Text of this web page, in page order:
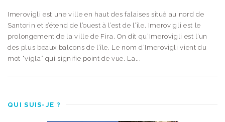
Imerovigli est une ville en haut des falaises situé au nord de
Santorin et s’étend de l’ouest à l’est de l’île. Imerovigli est le
prolongement de la ville de Fira. On dit qu’Imerovigli est l’un
des plus beaux balcons de l’île. Le nom d’Imerovigli vient du
mot “vigla” qui signifie point de vue. La...
QUI SUIS-JE ?